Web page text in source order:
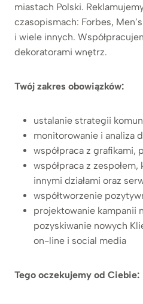
miastach Polski.
czasopismach: Forbes,
i wiele innych.
dekoratorami wnętrz.
Twój zakres obowiązków:
ustalanie strategii
monitorowanie i analiza
współpraca z grafikami,
współpraca z
innymi działami oraz
współtworzenie
projektowanie kampanii
pozyskiwanie nowych
on-line i social media
Tego oczekujemy od Ciebie: